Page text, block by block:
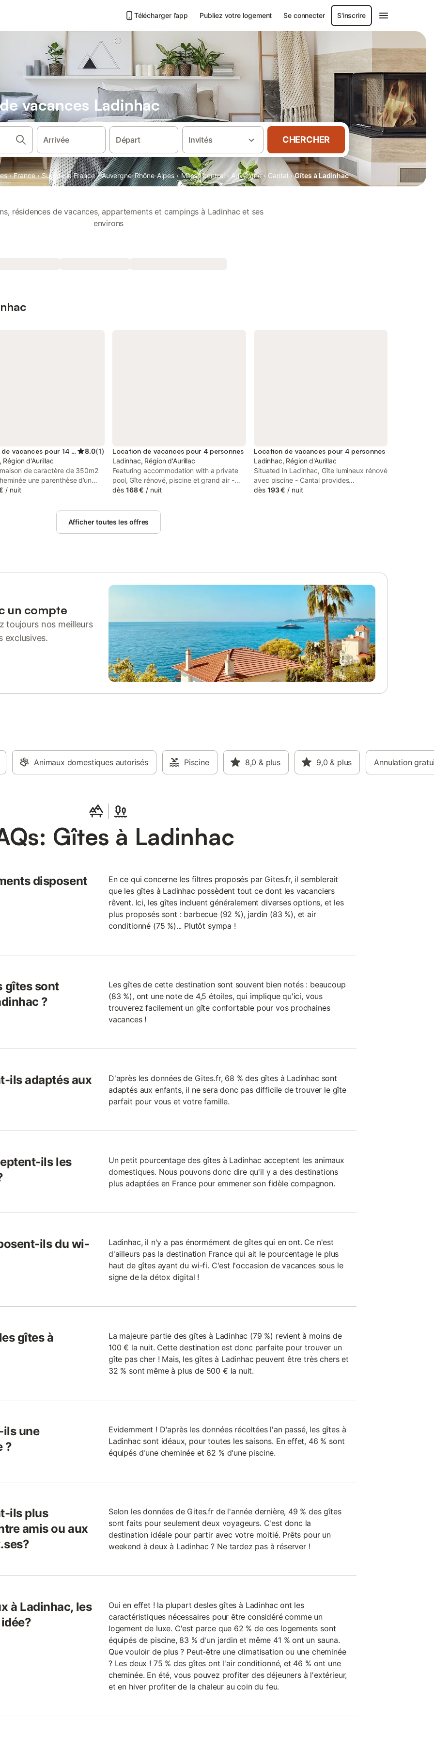
Télécharger l’app Publiez votre logement Se connecter S'inscrire
vacances Ladinhac
Arrivée Départ Invités CHERCHER
· France · Sud de la France · Auvergne-Rhône-Alpes · Massif central · Auvergne · Cantal · Gîtes à Ladinhac
résidences de vacances, appartements et campings à Ladinhac et ses
environs
Location de vacances pour 14 personnes 8.0(1)
Région d'Aurillac
de caractère de 350m2
une parenthèse d’un
superbe terrasse de plein
certifié bio. Rivière 1er
a 500m. 15km de Conques, sur
/ nuit
Location de vacances pour 4 personnes
Ladinhac, Région d'Aurillac
Featuring accommodation with a private
pool, Gîte rénové, piscine et grand air -
Ladinhac is situated in Ladinhac. This
free private parking.
dès 168 € / nuit
Location de vacances pour 4 personnes
Ladinhac, Région d'Aurillac
Situated in Ladinhac, Gîte lumineux rénové
avec piscine - Cantal provides
accommodation with a private pool. This
dès 193 € / nuit
Afficher toutes les offres
un compte
toujours nos meilleurs
exclusives.
Animaux domestiques autorisés Piscine 8,0 & plus 9,0 & plus Annulation
Gîtes à Ladinhac
disposent
En ce qui concerne les filtres proposés par Gites.fr, il semblerait
que les gîtes à Ladinhac possèdent tout ce dont les vacanciers
rêvent. Ici, les gîtes incluent généralement diverses options, et les
plus proposés sont : barbecue (92 %), jardin (83 %), et air
conditionné (75 %)... Plutôt sympa !
gîtes sont
?
Les gîtes de cette destination sont souvent bien notés : beaucoup
(83 %), ont une note de 4,5 étoiles, qui implique qu'ici, vous
trouverez facilement un gîte confortable pour vos prochaines
vacances !
ils adaptés aux
D'après les données de Gites.fr, 68 % des gîtes à Ladinhac sont
adaptés aux enfants, il ne sera donc pas difficile de trouver le gîte
parfait pour vous et votre famille.
ils les
Un petit pourcentage des gîtes à Ladinhac acceptent les animaux
domestiques. Nous pouvons donc dire qu'il y a des destinations
plus adaptées en France pour emmener son fidèle compagnon.
ils du wi-
Ladinhac, il n'y a pas énormément de gîtes qui en ont. Ce n'est
d'ailleurs pas la destination France qui ait le pourcentage le plus
haut de gîtes ayant du wi-fi. C'est l'occasion de vacances sous le
signe de la détox digital !
gîtes à
La majeure partie des gîtes à Ladinhac (79 %) revient à moins de
100 € la nuit. Cette destination est donc parfaite pour trouver un
gîte pas cher ! Mais, les gîtes à Ladinhac peuvent être très chers et
32 % sont même à plus de 500 € la nuit.
ils une
?
Evidemment ! D'après les données récoltées l'an passé, les gîtes à
Ladinhac sont idéaux, pour toutes les saisons. En effet, 46 % sont
équipés d'une cheminée et 62 % d'une piscine.
ils plus
amis ou aux
Selon les données de Gites.fr de l'année dernière, 49 % des gîtes
sont faits pour seulement deux voyageurs. C'est donc la
destination idéale pour partir avec votre moitié. Prêts pour un
weekend à deux à Ladinhac ? Ne tardez pas à réserver !
à Ladinhac, les
Oui en effet ! la plupart desles gîtes à Ladinhac ont les
caractéristiques nécessaires pour être considéré comme un
logement de luxe. C'est parce que 62 % de ces logements sont
équipés de piscine, 83 % d'un jardin et même 41 % ont un sauna.
Que vouloir de plus ? Peut-être une climatisation ou une cheminée
? Les deux ! 75 % des gîtes ont l'air conditionné, et 46 % ont une
cheminée. En été, vous pouvez profiter des déjeuners à l'extérieur,
et en hiver profiter de la chaleur au coin du feu.